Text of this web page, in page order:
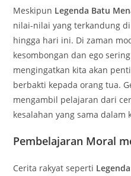
Meskipun Legenda Batu
nilai-nilai yang terkandung
hingga hari ini. Di zaman
kesombongan dan ego
mengingatkan kita akan
berbakti kepada orang tua.
mengambil pelajaran dari
kesalahan yang sama dalam
Pembelajaran Moral
Cerita rakyat seperti